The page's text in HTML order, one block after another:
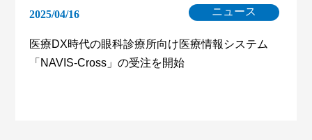
2025/04/16 ニュース
医療DX時代の眼科診療所向け医療情報システム
「NAVIS-Cross」の受注を開始